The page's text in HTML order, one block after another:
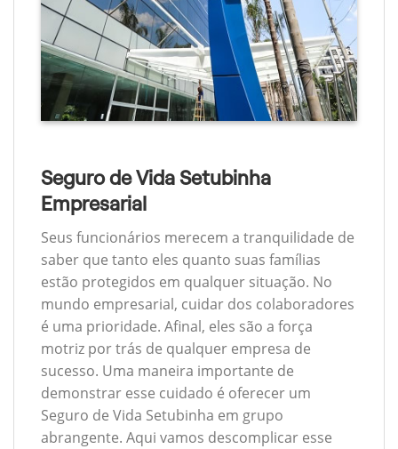
Seguro de Vida Setubinha
Empresarial
Seus funcionários merecem a tranquilidade de
saber que tanto eles quanto suas famílias
estão protegidos em qualquer situação. No
mundo empresarial, cuidar dos colaboradores
é uma prioridade. Afinal, eles são a força
motriz por trás de qualquer empresa de
sucesso. Uma maneira importante de
demonstrar esse cuidado é oferecer um
Seguro de Vida Setubinha em grupo
abrangente. Aqui vamos descomplicar esse